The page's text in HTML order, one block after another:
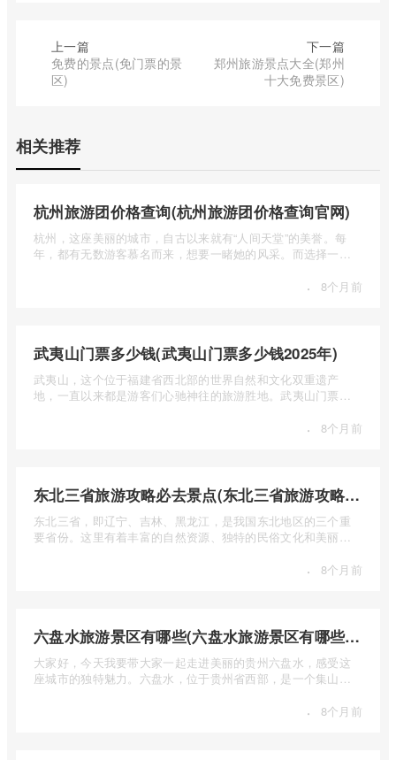
上一篇
免费的景点(免门票的景
区)
下一篇
郑州旅游景点大全(郑州
十大免费景区)
相关推荐
杭州旅游团价格查询(杭州旅游团价格查询官网)
杭州，这座美丽的城市，自古以来就有“人间天堂”的美誉。每
年，都有无数游客慕名而来，想要一睹她的风采。而选择一个
· 8个月前
武夷山门票多少钱(武夷山门票多少钱2025年)
武夷山，这个位于福建省西北部的世界自然和文化双重遗产
地，一直以来都是游客们心驰神往的旅游胜地。武夷山门票多
· 8个月前
东北三省旅游攻略必去景点(东北三省旅游攻略必去景点视频介绍)
东北三省，即辽宁、吉林、黑龙江，是我国东北地区的三个重
要省份。这里有着丰富的自然资源、独特的民俗文化和美丽的
· 8个月前
六盘水旅游景区有哪些(六盘水旅游景区有哪些景点值得去)
大家好，今天我要带大家一起走进美丽的贵州六盘水，感受这
座城市的独特魅力。六盘水，位于贵州省西部，是一个集山水
· 8个月前